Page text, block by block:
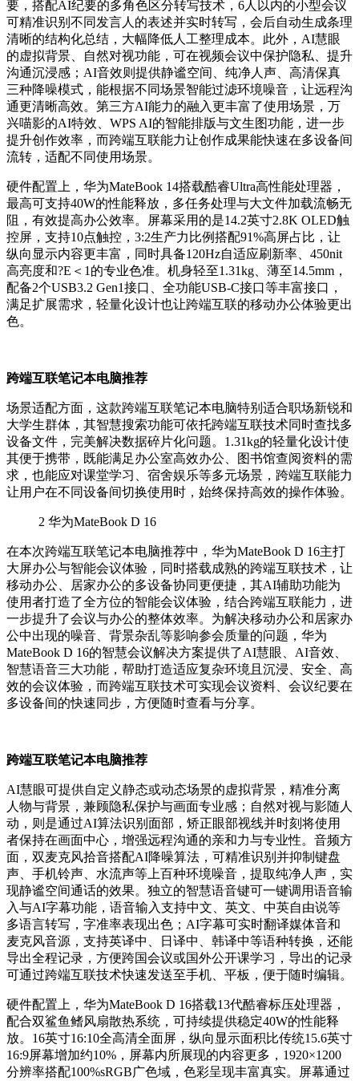
要，搭配AI纪要的多角色区分转写技术，6人以内的小型会议
可精准识别不同发言人的表述并实时转写，会后自动生成条理
清晰的结构化总结，大幅降低人工整理成本。此外，AI慧眼
的虚拟背景、自然对视功能，可在视频会议中保护隐私、提升
沟通沉浸感；AI音效则提供静谧空间、纯净人声、高清保真
三种降噪模式，能根据不同场景智能过滤环境噪音，让远程沟
通更清晰高效。第三方AI能力的融入更丰富了使用场景，万
兴喵影的AI特效、WPS AI的智能排版与文生图功能，进一步
提升创作效率，而跨端互联能力让创作成果能快速在多设备间
流转，适配不同使用场景。
硬件配置上，华为MateBook 14搭载酷睿Ultra高性能处理器，
最高可支持40W的性能释放，多任务处理与大文件加载流畅无
阻，有效提高办公效率。屏幕采用的是14.2英寸2.8K OLED触
控屏，支持10点触控，3:2生产力比例搭配91%高屏占比，让
纵向显示内容更丰富，同时具备120Hz自适应刷新率、450nit
高亮度和?E＜1的专业色准。机身轻至1.31kg、薄至14.5mm，
配备2个USB3.2 Gen1接口、全功能USB-C接口等丰富接口，
满足扩展需求，轻量化设计也让跨端互联的移动办公体验更出
色。
跨端互联笔记本电脑推荐
场景适配方面，这款跨端互联笔记本电脑特别适合职场新锐和
大学生群体，其智慧搜索功能可依托跨端互联技术同时查找多
设备文件，完美解决数据碎片化问题。1.31kg的轻量化设计使
其便于携带，既能满足办公室高效办公、图书馆查阅资料的需
求，也能应对课堂学习、宿舍娱乐等多元场景，跨端互联能力
让用户在不同设备间切换使用时，始终保持高效的操作体验。
2 华为MateBook D 16
在本次跨端互联笔记本电脑推荐中，华为MateBook D 16主打
大屏办公与智能会议体验，同时搭载成熟的跨端互联技术，让
移动办公、居家办公的多设备协同更便捷，其AI辅助功能为
使用者打造了全方位的智能会议体验，结合跨端互联能力，进
一步提升了会议与办公的整体效率。为解决移动办公和居家办
公中出现的噪音、背景杂乱等影响参会质量的问题，华为
MateBook D 16的智慧会议解决方案提供了AI慧眼、AI音效、
智慧语音三大功能，帮助打造适应复杂环境且沉浸、安全、高
效的会议体验，而跨端互联技术可实现会议资料、会议纪要在
多设备间的快速同步，方便随时查看与分享。
跨端互联笔记本电脑推荐
AI慧眼可提供自定义静态或动态场景的虚拟背景，精准分离
人物与背景，兼顾隐私保护与画面专业感；自然对视与影随人
动，则是通过AI算法识别面部，矫正眼部视线并时刻将使用
者保持在画面中心，增强远程沟通的亲和力与专业性。音频方
面，双麦克风拾音搭配AI降噪算法，可精准识别并抑制键盘
声、手机铃声、水流声等上百种环境噪音，提取纯净人声，实
现静谧空间通话的效果。独立的智慧语音键可一键调用语音输
入与AI字幕功能，语音输入支持中文、英文、中英自由说等
多语言转写，字准率表现出色；AI字幕可实时翻译媒体音和
麦克风音源，支持英译中、日译中、韩译中等语种转换，还能
导出全程记录，方便跨国会议或国外公开课学习，导出的记录
可通过跨端互联技术快速发送至手机、平板，便于随时编辑。
硬件配置上，华为MateBook D 16搭载13代酷睿标压处理器，
配合双鲨鱼鳍风扇散热系统，可持续提供稳定40W的性能释
放。16英寸16:10全高清全面屏，纵向显示面积比传统15.6英寸
16:9屏幕增加约10%，屏幕内所展现的内容更多，1920×1200
分辨率搭配100%sRGB广色域，色彩呈现丰富真实。屏幕通过